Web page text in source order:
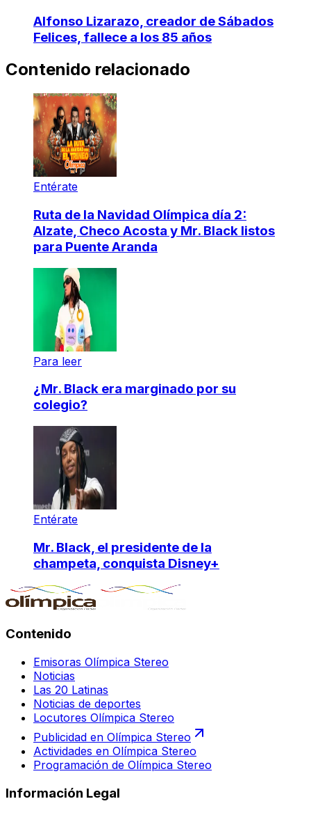
Alfonso Lizarazo, creador de Sábados
Felices, fallece a los 85 años
Contenido relacionado
Entérate
Ruta de la Navidad Olímpica día 2:
Alzate, Checo Acosta y Mr. Black listos
para Puente Aranda
Para leer
¿Mr. Black era marginado por su
colegio?
Entérate
Mr. Black, el presidente de la
champeta, conquista Disney+
Contenido
Emisoras Olímpica Stereo
Noticias
Las 20 Latinas
Noticias de deportes
Locutores Olímpica Stereo
Publicidad en Olímpica Stereo
Actividades en Olímpica Stereo
Programación de Olímpica Stereo
Información Legal